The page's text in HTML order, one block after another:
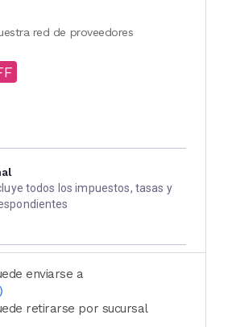
red de proveedores
todos los impuestos, tasas y
enviarse a
números)
retirarse por sucursal